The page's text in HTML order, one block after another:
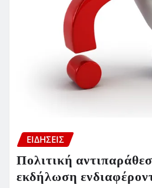
ΕΙΔΗΣΕΙΣ
Πολιτική
εκδήλωση